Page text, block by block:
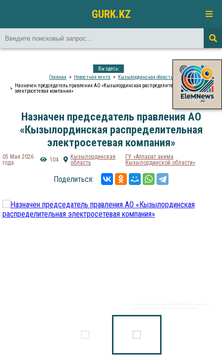
GURK.KZ
Вы здесь:
Главная
Новостная лента
Кызылординская область
Назначен председатель правления АО «Кызылординская распределительная
электросетевая компания»
Назначен председатель правления АО
«Кызылординская распределительная
электросетевая компания»
05 Мая 2026
года
104
Кызылординская
область
ГУ «Аппарат акима
Кызылординской области»
Поделиться: